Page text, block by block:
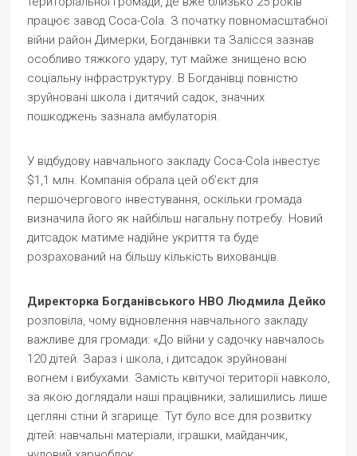
працює завод Coca-Cola. З початку повномасштабної
війни район Димерки, Богданівки та Залісся зазнав
особливо тяжкого удару, тут майже знищено всю
соціальну інфраструктуру. В Богданівці повністю
зруйновані школа і дитячий садок, значних
пошкоджень зазнала амбулаторія.
У відбудову навчального закладу Coca-Cola інвестує
$1,1 млн. Компанія обрала цей об’єкт для
першочергового інвестування, оскільки громада
визначила його як найбільш нагальну потребу. Новий
дитсадок матиме надійне укриття та буде
розрахований на більшу кількість вихованців.
Директорка Богданівського НВО Людмила Дейко
розповіла, чому відновлення навчального закладу
важливе для громади: «До війни у садочку навчалось
120 дітей. Зараз і школа, і дитсадок зруйновані
вогнем і вибухами. Замість квітучої території навколо,
за якою доглядали наші працівники, залишились лише
цегляні стіни й згарище. Тут було все для розвитку
дітей: навчальні матеріали, іграшки, майданчик,